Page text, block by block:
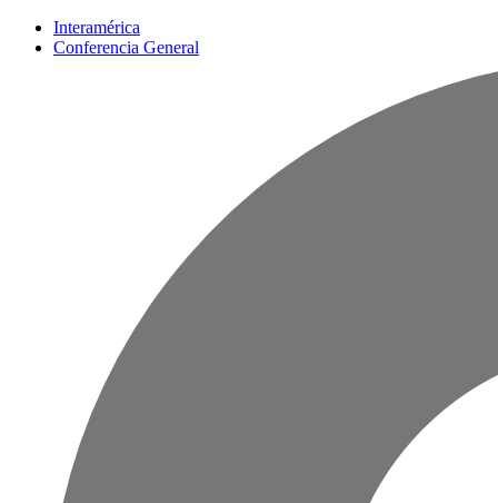
Interamérica
Conferencia General